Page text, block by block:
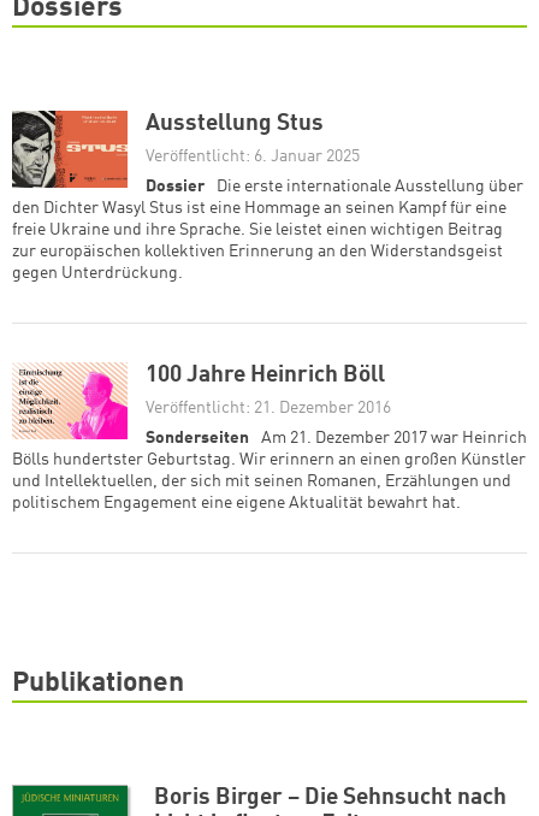
Dossiers
Ausstellung Stus
Veröffentlicht: 6. Januar 2025
Dossier
Die erste internationale Ausstellung über
den Dichter Wasyl Stus ist eine Hommage an seinen Kampf für eine
freie Ukraine und ihre Sprache. Sie leistet einen wichtigen Beitrag
zur europäischen kollektiven Erinnerung an den Widerstandsgeist
gegen Unterdrückung.
100 Jahre Heinrich Böll
Veröffentlicht: 21. Dezember 2016
Sonderseiten
Am 21. Dezember 2017 war Heinrich
Bölls hundertster Geburtstag. Wir erinnern an einen großen Künstler
und Intellektuellen, der sich mit seinen Romanen, Erzählungen und
politischem Engagement eine eigene Aktualität bewahrt hat.
Publikationen
Boris Birger – Die Sehnsucht nach